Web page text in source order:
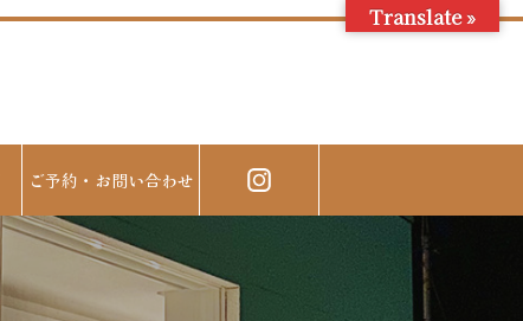
ご予約・お問い合わせ
Translate »